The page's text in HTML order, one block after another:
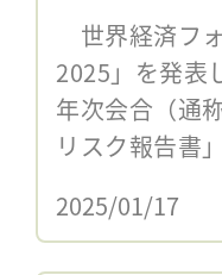
世界経済フ
2025」を発表
年次会合（通
リスク報告書
2025/01/17